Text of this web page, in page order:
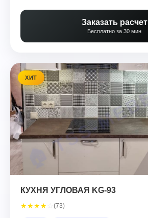
Заказать расчет
Бесплатно за 30 мин
ХИТ
КУХНЯ УГЛОВАЯ KG-93
★★★★ (73)